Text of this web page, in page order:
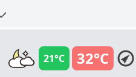
32°C
21°C